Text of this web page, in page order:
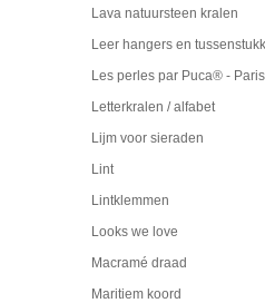
Lava natuursteen kralen
Leer hangers en
Les perles par Puca® - Paris
Letterkralen / alfabet
Lijm voor sieraden
Lint
Lintklemmen
Looks we love
Macramé draad
Maritiem koord